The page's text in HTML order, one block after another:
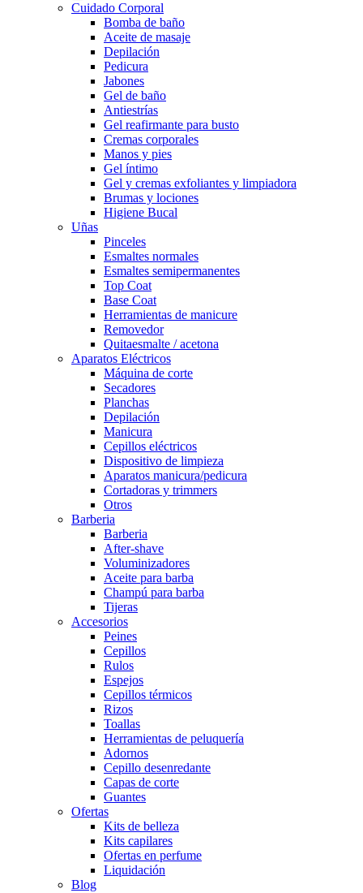
Cuidado Corporal
Bomba de baño
Aceite de masaje
Depilación
Pedicura
Jabones
Gel de baño
Antiestrías
Gel reafirmante para busto
Cremas corporales
Manos y pies
Gel íntimo
Gel y cremas exfoliantes y limpiadora
Brumas y lociones
Higiene Bucal
Uñas
Pinceles
Esmaltes normales
Esmaltes semipermanentes
Top Coat
Base Coat
Herramientas de manicure
Removedor
Quitaesmalte / acetona
Aparatos Eléctricos
Máquina de corte
Secadores
Planchas
Depilación
Manicura
Cepillos eléctricos
Dispositivo de limpieza
Aparatos manicura/pedicura
Cortadoras y trimmers
Otros
Barberia
Barberia
After-shave
Voluminizadores
Aceite para barba
Champú para barba
Tijeras
Accesorios
Peines
Cepillos
Rulos
Espejos
Cepillos térmicos
Rizos
Toallas
Herramientas de peluquería
Adornos
Cepillo desenredante
Capas de corte
Guantes
Ofertas
Kits de belleza
Kits capilares
Ofertas en perfume
Liquidación
Blog